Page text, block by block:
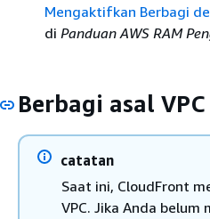
Mengaktifkan Berbagi
di Panduan AWS RAM
Berbagi asal VPC
catatan
Saat ini, CloudFront
VPC. Jika Anda belum